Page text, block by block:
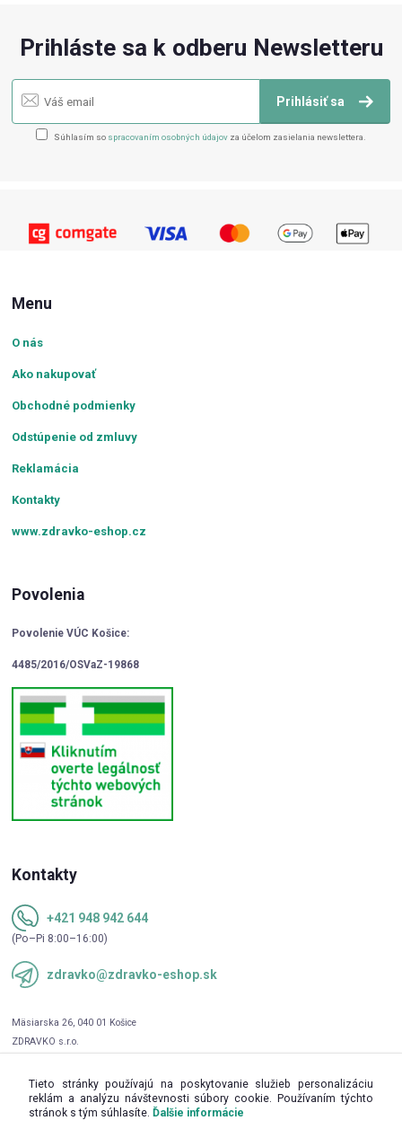
Prihláste sa k odberu Newsletteru
Prihlásiť sa
Súhlasím so spracovaním osobných údajov za účelom zasielania newslettera.
Menu
O nás
Ako nakupovať
Obchodné podmienky
Odstúpenie od zmluvy
Reklamácia
Kontakty
www.zdravko-eshop.cz
Povolenia
Povolenie VÚC Košice:
4485/2016/OSVaZ-19868
Kontakty
+421 948 942 644
(Po–Pi 8:00–16:00)
zdravko@zdravko-eshop.sk
Tieto stránky používajú na poskytovanie služieb personalizáciu
reklám a analýzu návštevnosti súbory cookie. Používaním týchto
stránok s tým súhlasíte. Ďalšie informácie